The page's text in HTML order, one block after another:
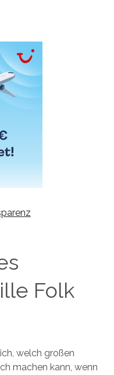
Folk
welch großen
machen kann, wenn